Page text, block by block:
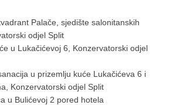
Palače, sjedište salonitanskih
odjel Split
u Lukačićevoj 6, Konzervatorski odjel
u prizemlju kuće Lukačićeva 6 i
Konzervatorski odjel Split
u Bulićevoj 2 pored hotela